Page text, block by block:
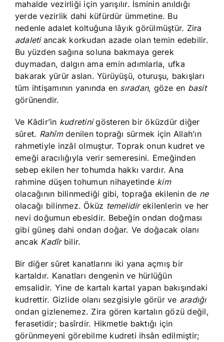
mahalde vezirliği için yarışılır. İsminin anıldığı
yerde vezirlik dahi küfürdür ümmetine. Bu
nedenle adalet koltuğuna lâyık görülmüştür. Zira
adaletiancak korkudan azade olan temin edebilir.
Bu yüzden sağına soluna bakmaya gerek
duymadan, dalgın ama emin adımlarla, ufka
bakarak yürür aslan. Yürüyüşü, oturuşu, bakışları
tüm ihtişamının yanında en sıradan, göze en basit
görünendir.
Ve Kâdir’in kudretinigösteren bir öküzdür diğer
sûret. Rahîmdenilen toprağı sürmek için Allah’ın
rahmetiyle inzâl olmuştur. Toprak onun kudret ve
emeği aracılığıyla verir semeresini. Emeğinden
sebep ekilen her tohumda hakkı vardır. Ana
rahmine düşen tohumun nihayetinde kim
olacağının bilinmediği gibi, toprağa ekilenin de ne
olacağı bilinmez. Öküz temelidirekilenlerin ve her
nevi doğumun ebesidir. Bebeğin ondan doğması
gibi güneş dahi ondan doğar. Ve doğacak olanı
ancak Kadîrbilir.
Bir diğer sûret kanatlarını iki yana açmış bir
kartaldır. Kanatları dengenin ve hürlüğün
emsalidir. Yine de kartalı kartal yapan bakışındaki
kudrettir. Gizlide olanı sezgisiyle görür ve aradığı
ondan gizlenemez. Zira gören kartalın gözü değil,
ferasetidir; basîrdir. Hikmetle baktığı için
görünmeyeni görebilme kudreti ihsân edilmiştir;